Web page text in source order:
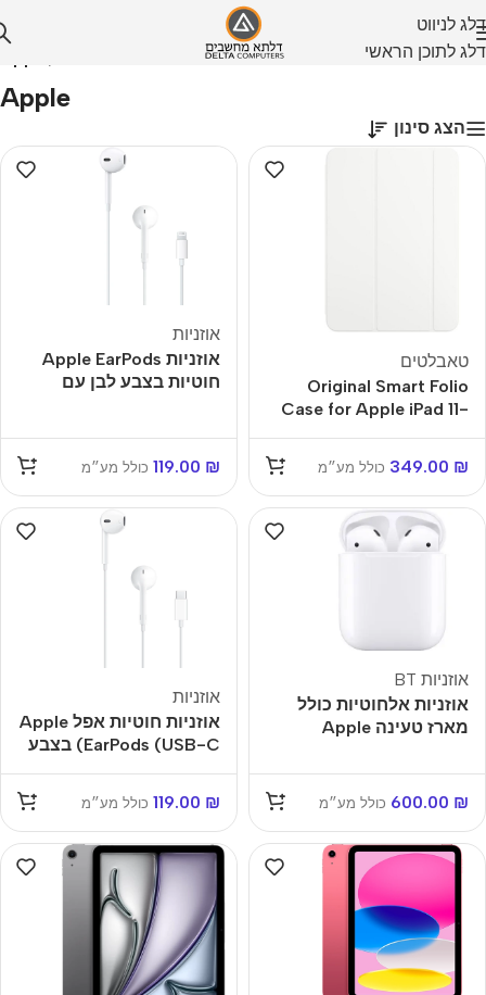
דלג לניווט
דלג לתוכן הראשי
Apple
הצג סינון
טאבלטים
Original Smart Folio
Case for Apple iPad 11-
349.00 ₪ כולל מע״מ
אוזניות
אוזניות Apple EarPods
חוטיות בצבע לבן עם
119.00 ₪ כולל מע״מ
אוזניות BT
אוזניות אלחוטיות כולל
מארז טעינה Apple
600.00 ₪ כולל מע״מ
אוזניות
אוזניות חוטיות אפל Apple
EarPods (USB-C) בצבע
119.00 ₪ כולל מע״מ